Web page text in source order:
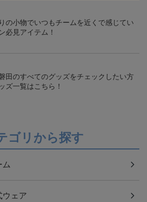
の小物でいつもチームを近くで感じてい
必見アイテム！
田のすべてのグッズをチェックしたい方
ズ一覧はこちら！
ゴリから探す
ム
ウェア